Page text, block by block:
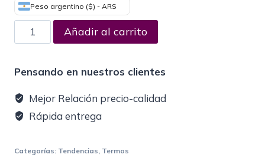
de un
cliente
Peso argentino ($) - ARS
Añadir al carrito
Pensando en nuestros clientes
Mejor Relación precio-calidad
Rápida entrega
Categorías: Tendencias Termos